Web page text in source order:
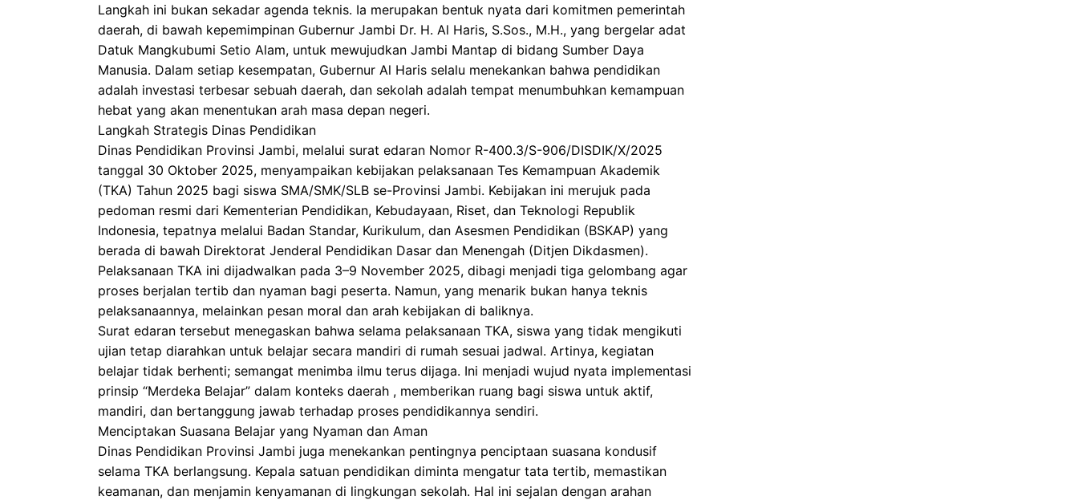
Langkah ini bukan sekadar agenda teknis. Ia merupakan bentuk nyata dari komitmen pemerintah
daerah, di bawah kepemimpinan Gubernur Jambi Dr. H. Al Haris, S.Sos., M.H., yang bergelar adat
Datuk Mangkubumi Setio Alam, untuk mewujudkan Jambi Mantap di bidang Sumber Daya
Manusia. Dalam setiap kesempatan, Gubernur Al Haris selalu menekankan bahwa pendidikan
adalah investasi terbesar sebuah daerah, dan sekolah adalah tempat menumbuhkan kemampuan
hebat yang akan menentukan arah masa depan negeri.
Langkah Strategis Dinas Pendidikan
Dinas Pendidikan Provinsi Jambi, melalui surat edaran Nomor R-400.3/S-906/DISDIK/X/2025
tanggal 30 Oktober 2025, menyampaikan kebijakan pelaksanaan Tes Kemampuan Akademik
(TKA) Tahun 2025 bagi siswa SMA/SMK/SLB se-Provinsi Jambi. Kebijakan ini merujuk pada
pedoman resmi dari Kementerian Pendidikan, Kebudayaan, Riset, dan Teknologi Republik
Indonesia, tepatnya melalui Badan Standar, Kurikulum, dan Asesmen Pendidikan (BSKAP) yang
berada di bawah Direktorat Jenderal Pendidikan Dasar dan Menengah (Ditjen Dikdasmen).
Pelaksanaan TKA ini dijadwalkan pada 3–9 November 2025, dibagi menjadi tiga gelombang agar
proses berjalan tertib dan nyaman bagi peserta. Namun, yang menarik bukan hanya teknis
pelaksanaannya, melainkan pesan moral dan arah kebijakan di baliknya.
Surat edaran tersebut menegaskan bahwa selama pelaksanaan TKA, siswa yang tidak mengikuti
ujian tetap diarahkan untuk belajar secara mandiri di rumah sesuai jadwal. Artinya, kegiatan
belajar tidak berhenti; semangat menimba ilmu terus dijaga. Ini menjadi wujud nyata implementasi
prinsip “Merdeka Belajar” dalam konteks daerah , memberikan ruang bagi siswa untuk aktif,
mandiri, dan bertanggung jawab terhadap proses pendidikannya sendiri.
Menciptakan Suasana Belajar yang Nyaman dan Aman
Dinas Pendidikan Provinsi Jambi juga menekankan pentingnya penciptaan suasana kondusif
selama TKA berlangsung. Kepala satuan pendidikan diminta mengatur tata tertib, memastikan
keamanan, dan menjamin kenyamanan di lingkungan sekolah. Hal ini sejalan dengan arahan